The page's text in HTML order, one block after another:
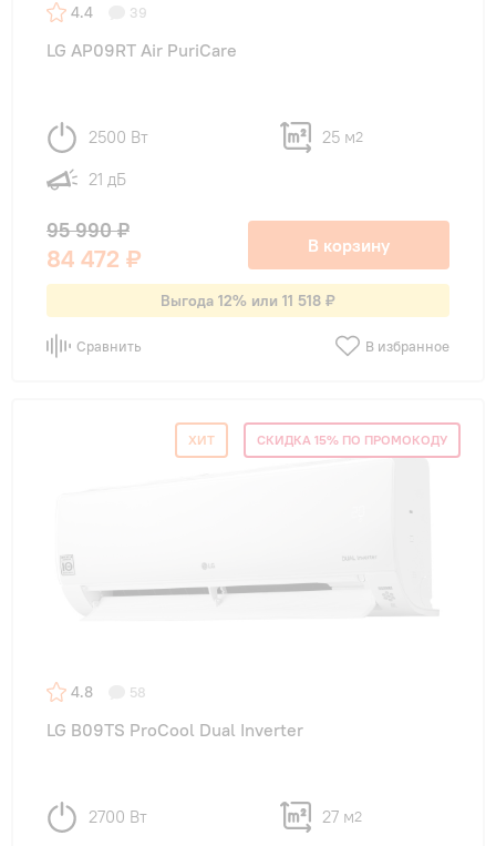
4.4 39
LG AP09RT Air PuriCare
2500 Вт 25 м2
21 дБ
95 990 ₽
84 472 ₽ В корзину
Выгода 12% или 11 518 ₽
Сравнить В избранное
ХИТ СКИДКА 15% ПО ПРОМОКОДУ
4.8 58
LG B09TS ProCool Dual Inverter
2700 Вт 27 м2